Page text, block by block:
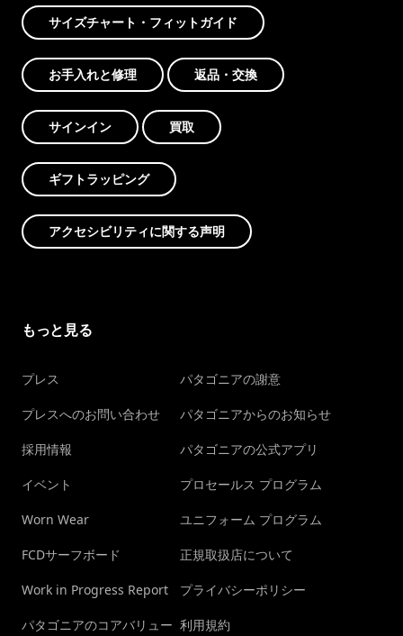
サイズチャート・フィットガイド
お手入れと修理 返品・交換
サインイン 買取
ギフトラッピング
アクセシビリティに関する声明
もっと見る
プレス
プレスへのお問い合わせ
採用情報
イベント
Worn Wear
FCDサーフボード
Work in Progress Report
パタゴニアのコアバリュー
パタゴニアの謝意
パタゴニアからのお知らせ
パタゴニアの公式アプリ
プロセールス プログラム
ユニフォーム プログラム
正規取扱店について
プライバシーポリシー
利用規約